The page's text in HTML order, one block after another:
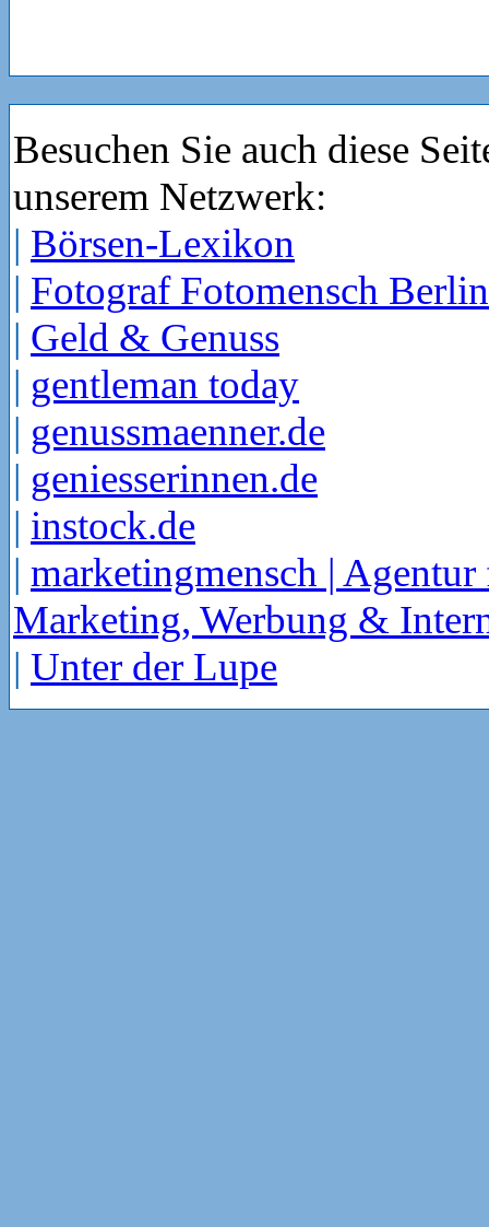
Besuchen Sie auch diese
unserem Netzwerk:
| Börsen-Lexikon
| Fotograf Fotomensch Berlin
| Geld & Genuss
| gentleman today
| genussmaenner.de
| geniesserinnen.de
| instock.de
| marketingmensch | Agentur
Marketing, Werbung &
| Unter der Lupe